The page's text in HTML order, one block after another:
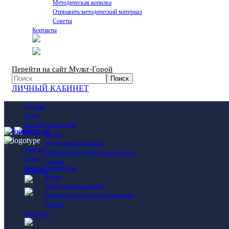
Методическая копилка
Отправить методический материал
Советы
Контакты
Перейти на сайт Мульт-Горой
ЛИЧНЫЙ КАБИНЕТ
Главная
О нас
Каталог материалов
Курсы
Методическая копилка
Отправить методический материал
Советы
Контакты
Главная
О нас
Каталог материалов
Курсы
Методическая копилка
Отправить методический материал
Советы
Контакты